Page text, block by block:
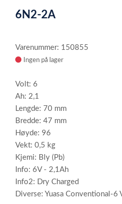
of
6N2-2A
Varenummer: 150855
Ingen på lager
Volt: 6
Ah: 2,1
Lengde: 70 mm
Bredde: 47 mm
Høyde: 96
Vekt: 0,5 kg
Kjemi: Bly (Pb)
Info: 6V - 2,1Ah
Info2: Dry Charged
Diverse: Yuasa Conventional-6